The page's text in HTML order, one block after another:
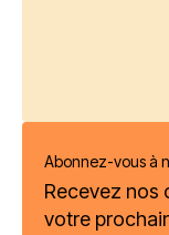
Abonnez-vous à
Recevez nos
votre